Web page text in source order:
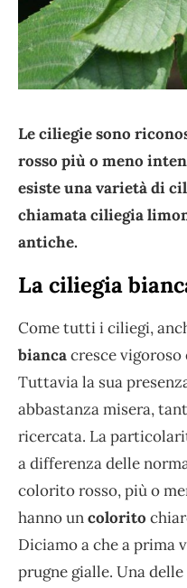
Le ciliegie sono
rosso più o meno
esiste una varietà di
chiamata ciliegia
antiche.
La ciliegia
Come tutti i ciliegi,
biancacresce vigoroso
Tuttavia la sua
abbastanza misera,
ricercata. La
a differenza delle
colorito rosso, più o
hanno uncolorito
Diciamo a che a prima
prugne gialle. Una